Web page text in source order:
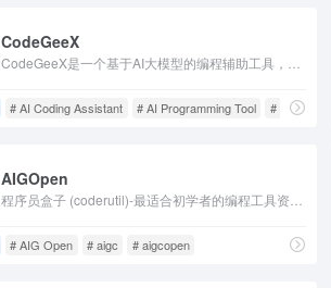
CodeGeeX
# AI Coding Assistant # AI Programming Tool # AI代码生成
AIGOpen
# AIG Open # aigc # aigcopen